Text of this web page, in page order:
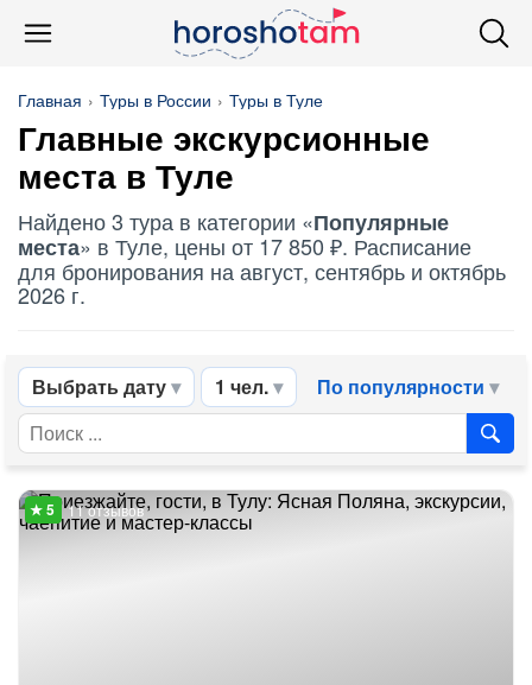
Главная Туры в России Туры в Туле
Главные экскурсионные
места в Туле
Найдено 3 тура в категории «Популярные
места» в Туле, цены от 17 850 ₽. Расписание
для бронирования на август, сентябрь и октябрь
2026 г.
Выбрать дату 1 чел. По популярности
11 отзывов